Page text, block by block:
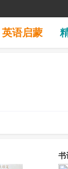
英语启蒙
书